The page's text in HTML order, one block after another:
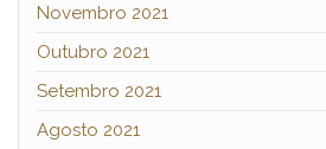
Novembro 2021
Outubro 2021
Setembro 2021
Agosto 2021